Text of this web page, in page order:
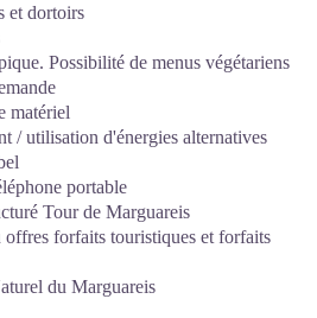
et dortoirs
Possibilité de menus végétariens
matériel
/ utilisation d'énergies alternatives
portable
Tour de Marguareis
forfaits touristiques et forfaits
du Marguareis